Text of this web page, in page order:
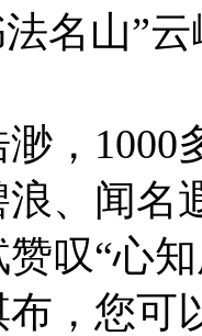
名山”
，1000
、闻名
叹“心
，您可